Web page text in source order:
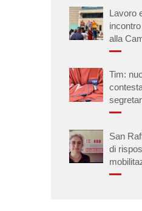
Lavoro
alla
Tim:
San
di